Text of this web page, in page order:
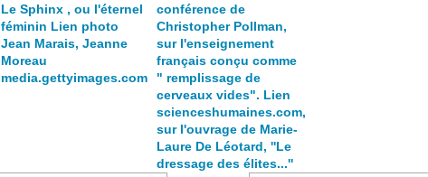
Le Sphinx , ou l'éternel
féminin Lien photo
Jean Marais, Jeanne
Moreau
media.gettyimages.com
conférence de
Christopher Pollman,
sur l'enseignement
français conçu comme
" remplissage de
cerveaux vides". Lien
scienceshumaines.com,
sur l'ouvrage de Marie-
Laure De Léotard, ''Le
dressage des élites...''